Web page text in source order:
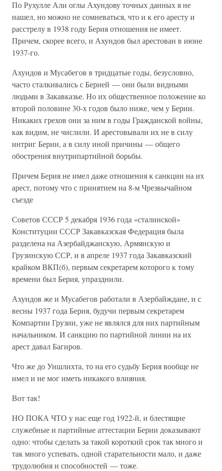
По Рухулле Али оглы Ахундову точных данных я не
нашел, но можно не сомневаться, что и к его аресту и
расстрелу в 1938 году Берия отношения не имеет.
Причем, скорее всего, и Ахундов был арестован в июне
1937-го.
Ахундов и Мусабегов в тридцатые годы, безусловно,
часто сталкивались с Берией — они были видными
людьми в Закавказье. Но их общественное положение ко
второй половине 30-х годов было ниже, чем у Берии.
Никаких грехов они за ним в годы Гражданской войны,
как видим, не числили. И арестовывали их не в силу
интриг Берии, а в силу иной причины — общего
обострения внутрипартийной борьбы.
Причем Берия не имел даже отношения к санкции на их
арест, потому что с принятием на 8-м Чрезвычайном
съезде
Советов СССР 5 декабря 1936 года «сталинской»
Конституции СССР Закавказская Федерация была
разделена на Азербайджанскую, Армянскую и
Грузинскую ССР, и в апреле 1937 года Закавказский
крайком ВКП(б), первым секретарем которого к тому
времени был Берия, упразднили.
Ахундов же и Мусабегов работали в Азербайждане, и с
весны 1937 года Берия, будучи первым секретарем
Компартии Грузии, уже не являлся для них партийным
начальником. И санкцию по партийной линии на их
арест давал Багиров.
Что же до Уншлихта, то на его судьбу Берия вообще не
имел и не мог иметь никакого влияния.
Вот так!
НО ПОКА ЧТО у нас еще год 1922-й, и блестящие
служебные и партийные аттестации Берии доказывают
одно: чтобы сделать за такой короткий срок так много и
так много успевать, одной старательности мало, и даже
трудолюбия и способностей — тоже.